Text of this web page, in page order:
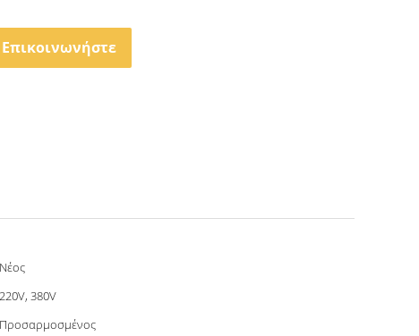
Επικοινωνήστε
Νέος
220V, 380V
Προσαρμοσμένος